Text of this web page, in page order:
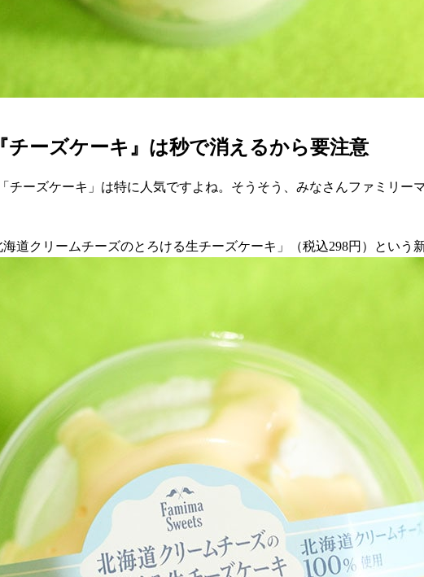
チーズケーキ』は秒で消えるから要注意
チーズケーキ」は特に人気ですよね。そうそう、みなさんファミリ
道クリームチーズのとろける生チーズケーキ」（税込298円）という